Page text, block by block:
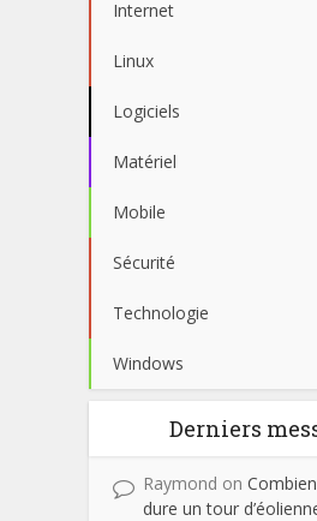
Internet
Linux
Logiciels
Matériel
Mobile
Sécurité
Technologie
Windows
Derniers
Raymond on
dure un tour